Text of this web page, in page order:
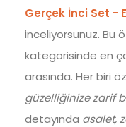
Gerçek İnci Set -
inceliyorsunuz. Bu
kategorisinde en
arasında. Her biri
güzelliğinize zarif
detayında asalet,